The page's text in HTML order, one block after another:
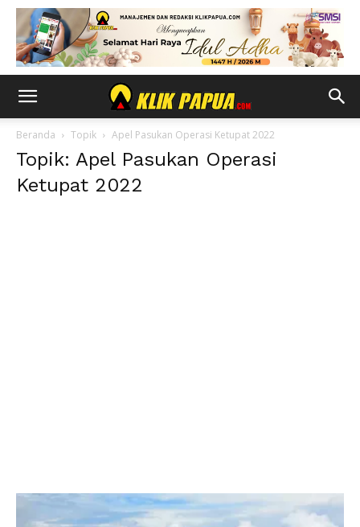
Beranda Topik Apel Pasukan Operasi Ketupat 2022
Topik: Apel Pasukan Operasi
Ketupat 2022